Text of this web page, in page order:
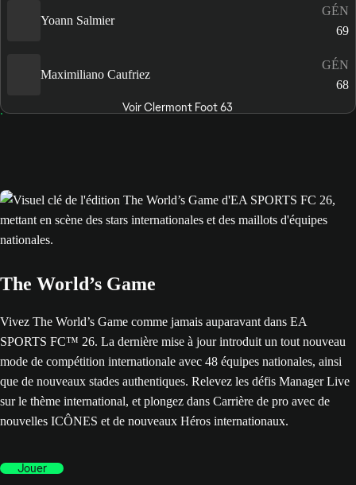
Yoann Salmier
GÉN
69
Maximiliano Caufriez
GÉN
68
Voir Clermont Foot 63
The World’s Game
Vivez The World’s Game comme jamais auparavant dans EA
SPORTS FC™ 26. La dernière mise à jour introduit un tout nouveau
mode de compétition internationale avec 48 équipes nationales, ainsi
que de nouveaux stades authentiques. Relevez les défis Manager Live
sur le thème international, et plongez dans Carrière de pro avec de
nouvelles ICÔNES et de nouveaux Héros internationaux.
Jouer